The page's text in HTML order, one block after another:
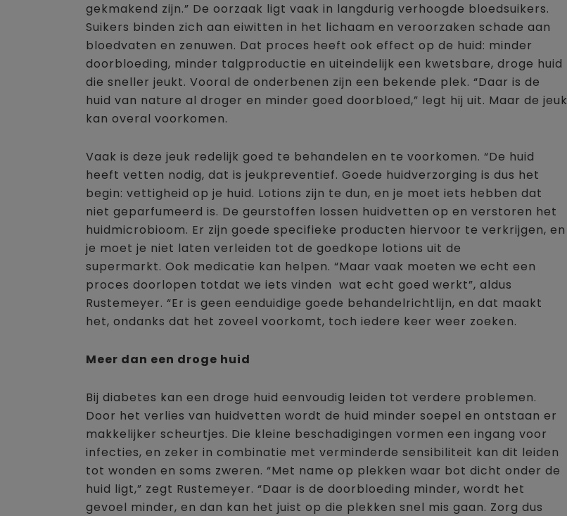
gekmakend zijn.” De oorzaak ligt vaak in langdurig verhoogde bloedsuikers.
Suikers binden zich aan eiwitten in het lichaam en veroorzaken schade aan
bloedvaten en zenuwen. Dat proces heeft ook effect op de huid: minder
doorbloeding, minder talgproductie en uiteindelijk een kwetsbare, droge huid
die sneller jeukt. Vooral de onderbenen zijn een bekende plek. “Daar is de
huid van nature al droger en minder goed doorbloed,” legt hij uit. Maar de jeuk
kan overal voorkomen.
Vaak is deze jeuk redelijk goed te behandelen en te voorkomen. “De huid
heeft vetten nodig, dat is jeukpreventief. Goede huidverzorging is dus het
begin: vettigheid op je huid. Lotions zijn te dun, en je moet iets hebben dat
niet geparfumeerd is. De geurstoffen lossen huidvetten op en verstoren het
huidmicrobioom. Er zijn goede specifieke producten hiervoor te verkrijgen, en
je moet je niet laten verleiden tot de goedkope lotions uit de
supermarkt. Ook medicatie kan helpen. “Maar vaak moeten we echt een
proces doorlopen totdat we iets vinden wat echt goed werkt”, aldus
Rustemeyer. “Er is geen eenduidige goede behandelrichtlijn, en dat maakt
het, ondanks dat het zoveel voorkomt, toch iedere keer weer zoeken.
Meer dan een droge huid
Bij diabetes kan een droge huid eenvoudig leiden tot verdere problemen.
Door het verlies van huidvetten wordt de huid minder soepel en ontstaan er
makkelijker scheurtjes. Die kleine beschadigingen vormen een ingang voor
infecties, en zeker in combinatie met verminderde sensibiliteit kan dit leiden
tot wonden en soms zweren. “Met name op plekken waar bot dicht onder de
huid ligt,” zegt Rustemeyer. “Daar is de doorbloeding minder, wordt het
gevoel minder, en dan kan het juist op die plekken snel mis gaan. Zorg dus